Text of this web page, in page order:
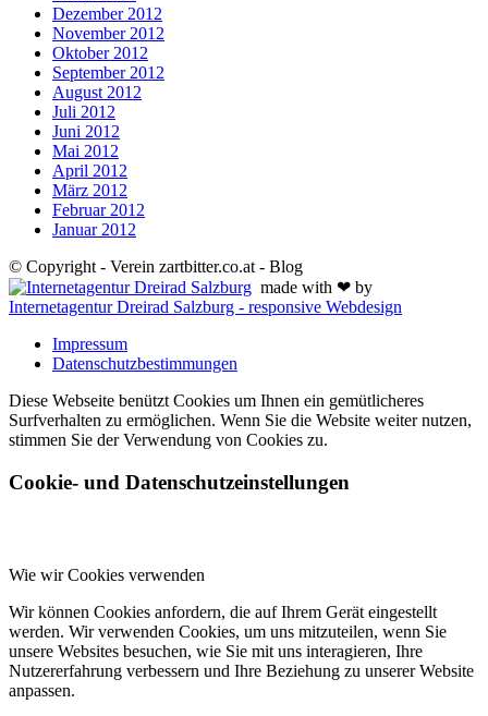
Dezember 2012
November 2012
Oktober 2012
September 2012
August 2012
Juli 2012
Juni 2012
Mai 2012
April 2012
März 2012
Februar 2012
Januar 2012
© Copyright - Verein zartbitter.co.at - Blog
made with ❤ by
Internetagentur Dreirad Salzburg - responsive Webdesign
Impressum
Datenschutzbestimmungen
Diese Webseite benützt Cookies um Ihnen ein gemütlicheres
Surfverhalten zu ermöglichen. Wenn Sie die Website weiter nutzen,
stimmen Sie der Verwendung von Cookies zu.
Cookie- und Datenschutzeinstellungen
Wie wir Cookies verwenden
Wir können Cookies anfordern, die auf Ihrem Gerät eingestellt
werden. Wir verwenden Cookies, um uns mitzuteilen, wenn Sie
unsere Websites besuchen, wie Sie mit uns interagieren, Ihre
Nutzererfahrung verbessern und Ihre Beziehung zu unserer Website
anpassen.